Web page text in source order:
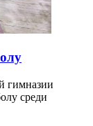
гимназии
среди